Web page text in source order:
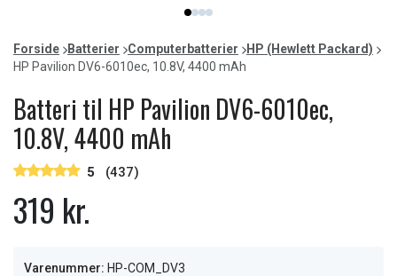
item
0
item
1
item
2
item
3
of
4
Forside Batterier Computerbatterier
HP (Hewlett Packard)
HP Pavilion DV6-6010ec, 10.8V, 4400 mAh
Batteri til HP Pavilion DV6-6010ec,
10.8V, 4400 mAh
5 (437)
319 kr.
Varenummer: HP-COM_DV3